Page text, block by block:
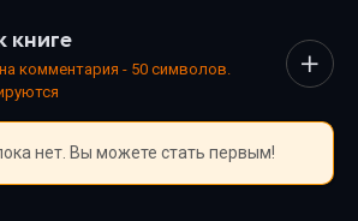
по душе.
книге
комментария - 50 символов.
нет. Вы можете стать первым!